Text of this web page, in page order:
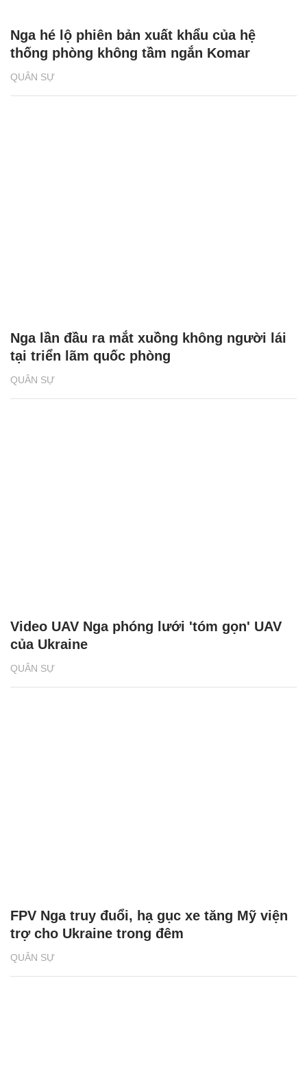
QUÂN SỰ
Nga hé lộ phiên bản xuất khẩu của hệ
thống phòng không tầm ngắn Komar
QUÂN SỰ
Nga lần đầu ra mắt xuồng không người lái
tại triển lãm quốc phòng
QUÂN SỰ
Video UAV Nga phóng lưới 'tóm gọn' UAV
của Ukraine
QUÂN SỰ
FPV Nga truy đuổi, hạ gục xe tăng Mỹ viện
trợ cho Ukraine trong đêm